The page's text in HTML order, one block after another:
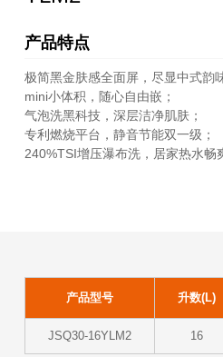
产品特点
极简黑金肤感全面屏，尽显中式韵
mini小体积，随心自由嵌；
气泡洗黑科技，深层洁净肌肤；
专利燃烧平台，静音节能双一级；
240%TSI增压瀑布洗，居家热水畅
产品型号 升数(L)
JSQ30-16YLM2 16